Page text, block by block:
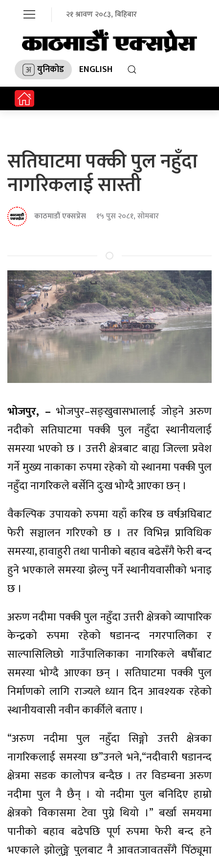
२१ श्रावण २०८३, बिहिबार
युनिकोड ENGLISH
सतिघाटमा पक्की पुल नहुँदा
नागरिकलाई सास्ती
काठमाडौं एक्सप्रेस १५ पुस २०८१, सोमबार
भोजपुर, – भोजपुर–सङ्खुवासभालाई जोड्ने अरुण
नदीको सतिघाटमा पक्की पुल नहुँदा स्थानीयलाई
समस्या भएको छ । उत्तरी क्षेत्रबाट बाह्य जिल्ला प्रवेश
गर्ने मुख्य नाकाका रुपमा रहेको यो स्थानमा पक्की पुल
नहुँदा नागरिकले बर्सेनि दुःख भोग्दै आएका छन् ।
वैकल्पिक उपायको रुपमा यहाँ करिब छ वर्षअघिबाट
फेरी सञ्चालन गरिएको छ । तर विभिन्न प्राविधिक
समस्या, हावाहुरी तथा पानीको बहाव बढेसँगै फेरी बन्द
हुने भएकाले समस्या झेल्नु पर्ने स्थानीयवासीको भनाइ
छ ।
अरुण नदीमा पक्की पुल नहुँदा उत्तरी क्षेत्रको व्यापारिक
केन्द्रको रुपमा रहेको षडानन्द नगरपालिका र
साल्पासिलिछो गाउँपालिकाका नागरिकले बषौँबाट
समस्या भोग्दै आएका छन् । सतिघाटमा पक्की पुल
निर्माणको लागि राज्यले ध्यान दिन आवश्यक रहेको
स्थानीयवासी नवीन कार्कीले बताए ।
“अरुण नदीमा पुल नहुँदा सिङ्गो उत्तरी क्षेत्रका
नागरिकलाई समस्या छ”उनले भने,“नदीवारी षडानन्द
क्षेत्रमा सडक कालोपत्र बन्दैछ । तर विडम्बना अरुण
नदीमा पुल नै छैन् । यो नदीमा पुल बनिदिए हाम्रो
क्षेत्रको विकासमा टेवा पुग्ने थियो ।” बर्खा समयमा
पानीको बहाव बढेपछि पूर्ण रुपमा फेरी बन्द हने
भएकाले झोलुङ्गे पुलबाट नै आवतजावतसँगै पिँठ्यूमा